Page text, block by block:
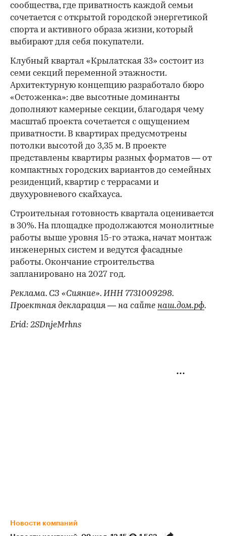
сообщества, где приватность каждой семьи
сочетается с открытой городской энергетикой
спорта и активного образа жизни, который
выбирают для себя покупатели.
Клубный квартал «Крылатская 33» состоит из
семи секций переменной этажности.
Архитектурную концепцию разработало бюро
«Остоженка»: две высотные доминанты
дополняют камерные секции, благодаря чему
масштаб проекта сочетается с ощущением
приватности. В квартирах предусмотрены
потолки высотой до 3,35 м. В проекте
представлены квартиры разных форматов — от
компактных городских вариантов до семейных
резиденций, квартир с террасами и
двухуровневого скайхауса.
Строительная готовность квартала оценивается
в 30%. На площадке продолжаются монолитные
работы выше уровня 15-го этажа, начат монтаж
инженерных систем и ведутся фасадные
работы. Окончание строительства
запланировано на 2027 год.
Реклама. СЗ «Сияние». ИНН 7731009298.
Проектная декларация — на сайте наш.дом.рф.
Erid: 2SDnjeMrhns
Новости компаний